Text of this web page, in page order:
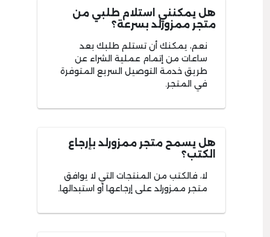
هل يمكنني استلام طلبي من
متجر ممزورلد بسرعة؟
نعم، يمكنك أن تستلم طلبك بعد
ساعات من إتمام عملية الشراء عن
طريق خدمة التوصيل السريع المتوفرة
في المتجر.
هل يسمح متجر ممزورلد بإرجاع
الكتب؟
لا، فالكتب من المنتجات التي لا يوافق
متجر ممزورلد على إرجاعها أو استبدالها.